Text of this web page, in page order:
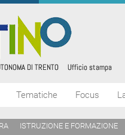
Tematiche Focus
ISTRUZIONE E FORMAZIONE